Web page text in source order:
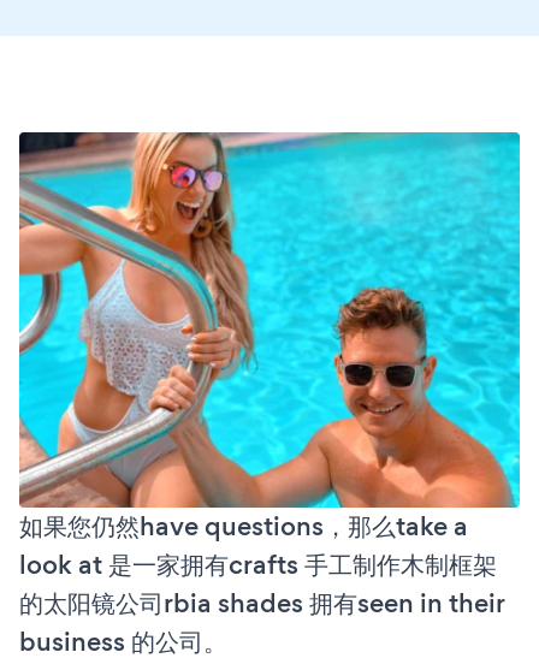
如果您仍然have questions，那么take a
look at 是一家拥有crafts 手工制作木制框架
的太阳镜公司rbia shades 拥有seen in their
business 的公司。